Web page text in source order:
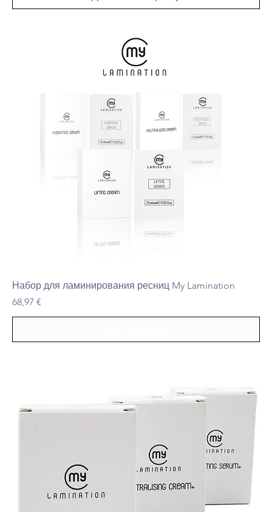
Набор для ламинирования ресниц My Lamination
Цена
68,97 €